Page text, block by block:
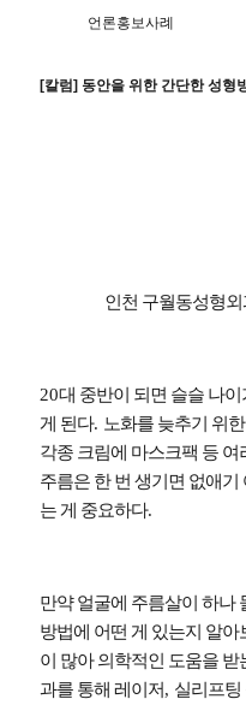
언론홍보사례
[칼럼] 동안을 위한 간단한 성형
인천 구월동성형
20대 중반이 되면 슬슬 나
게 된다. 노화를 늦추기 위
각종 크림에 마스크팩 등
주름은 한 번 생기면 없애
는 게 중요하다.
만약 얼굴에 주름살이 하나
방법에 어떤 게 있는지 알아
이 많아 의학적인 도움을 받
과를 통해 레이저, 실리프팅